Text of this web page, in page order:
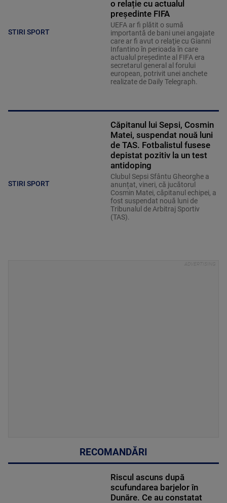
STIRI SPORT
o relație cu actualul
președinte FIFA
UEFA ar fi plătit o sumă
importantă de bani unei angajate
care ar fi avut o relaţie cu Gianni
Infantino în perioada în care
actualul preşedinte al FIFA era
secretarul general al forului
european, potrivit unei anchete
realizate de Daily Telegraph.
STIRI SPORT
Căpitanul lui Sepsi, Cosmin
Matei, suspendat nouă luni
de TAS. Fotbalistul fusese
depistat pozitiv la un test
antidoping
Clubul Sepsi Sfântu Gheorghe a
anunțat, vineri, că jucătorul
Cosmin Matei, căpitanul echipei, a
fost suspendat nouă luni de
Tribunalul de Arbitraj Sportiv
(TAS).
RECOMANDĂRI
Riscul ascuns după
scufundarea barjelor în
Dunăre. Ce au constatat